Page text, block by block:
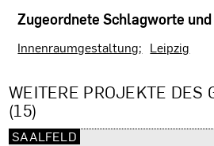
Zugeordnete Schlagworte
Innenraumgestaltung Leipzig
WEITERE PROJEKTE DES
(15)
SAALFELD